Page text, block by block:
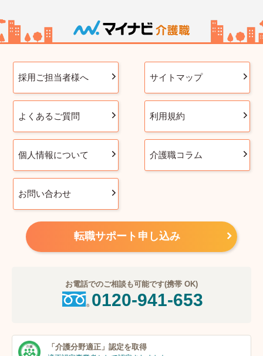
採用ご担当者様へ サイトマップ
よくあるご質問 利用規約
個人情報について 介護職コラム
お問い合わせ
転職サポート申し込み
お電話でのご相談も可能です(携帯 OK)
0120-941-653
「介護分野適正」 認定を取得